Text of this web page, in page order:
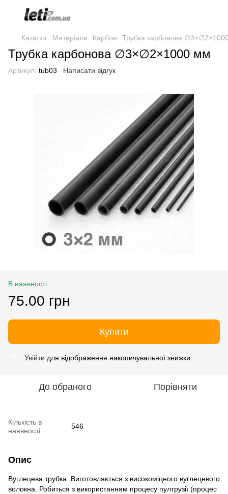
Каталог Матеріали Карбон Трубка карбонова
Трубка карбонова ∅3×∅2×1000 мм
Артикул: tub03 Написати відгук
В наявності
75.00 грн
Купити
Увійти для відображення накопичувальної знижки
До обраного Порівняти
Кількість в
наявності
546
Опис
Вуглецева трубка. Виготовляється з високоміцного вуглецевого
волокна. Робиться з використанням процесу пултрузії (процес